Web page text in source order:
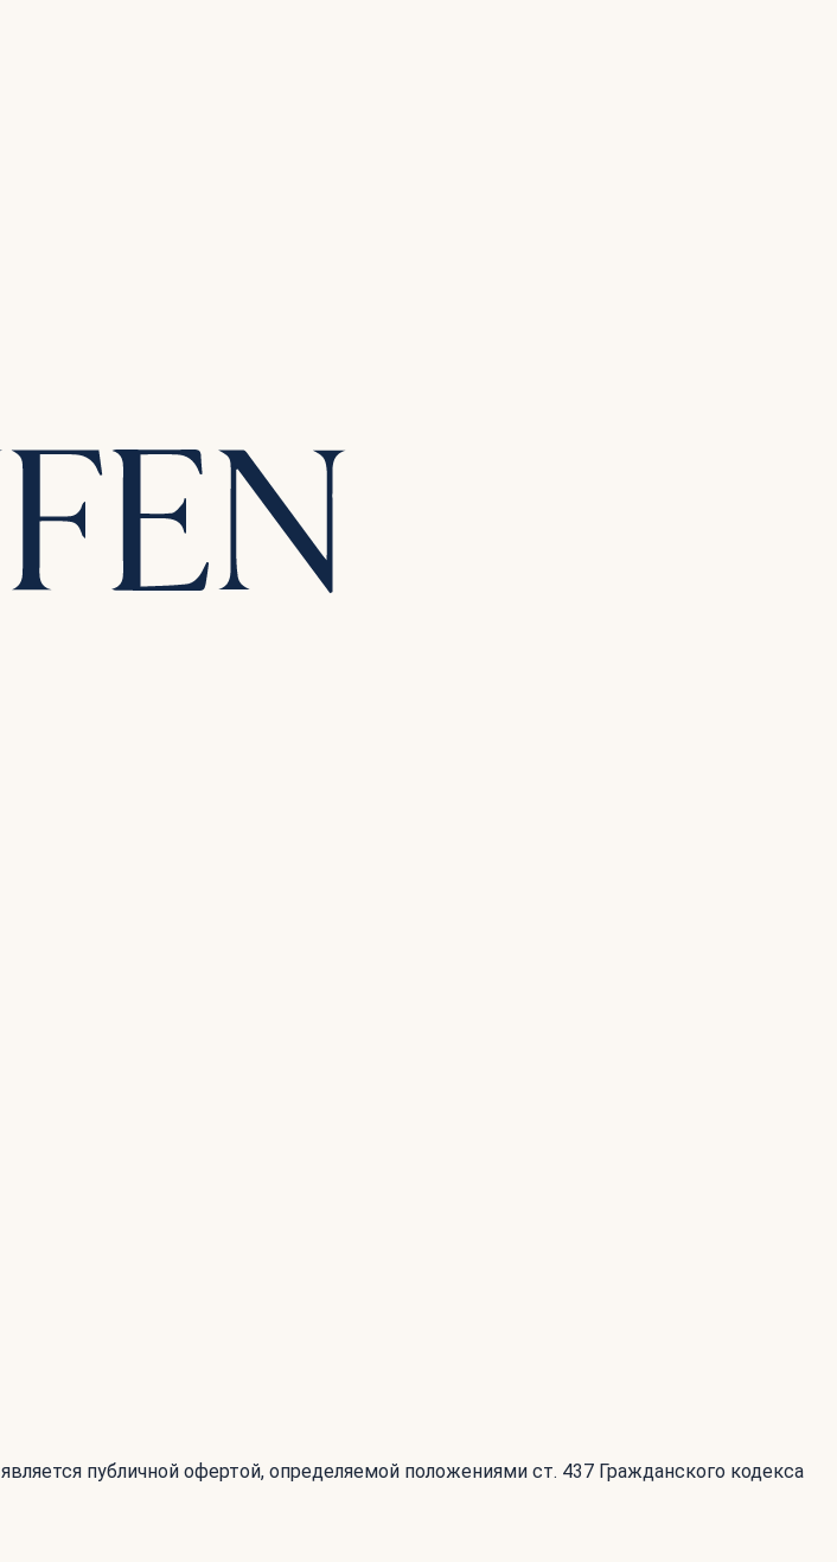
публичной офертой, определяемой положениями ст. 437 Гражданского кодекса